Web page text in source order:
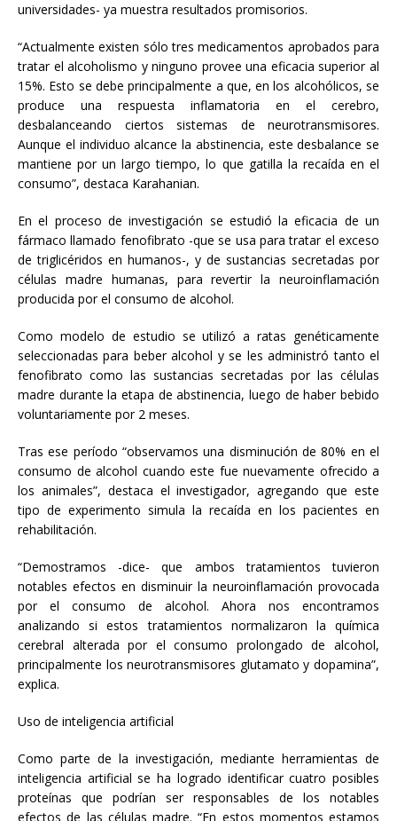
universidades- ya muestra resultados promisorios.
“Actualmente existen sólo tres medicamentos aprobados para
tratar el alcoholismo y ninguno provee una eficacia superior al
15%. Esto se debe principalmente a que, en los alcohólicos, se
produce una respuesta inflamatoria en el cerebro,
desbalanceando ciertos sistemas de neurotransmisores.
Aunque el individuo alcance la abstinencia, este desbalance se
mantiene por un largo tiempo, lo que gatilla la recaída en el
consumo”, destaca Karahanian.
En el proceso de investigación se estudió la eficacia de un
fármaco llamado fenofibrato -que se usa para tratar el exceso
de triglicéridos en humanos-, y de sustancias secretadas por
células madre humanas, para revertir la neuroinflamación
producida por el consumo de alcohol.
Como modelo de estudio se utilizó a ratas genéticamente
seleccionadas para beber alcohol y se les administró tanto el
fenofibrato como las sustancias secretadas por las células
madre durante la etapa de abstinencia, luego de haber bebido
voluntariamente por 2 meses.
Tras ese período “observamos una disminución de 80% en el
consumo de alcohol cuando este fue nuevamente ofrecido a
los animales”, destaca el investigador, agregando que este
tipo de experimento simula la recaída en los pacientes en
rehabilitación.
“Demostramos -dice- que ambos tratamientos tuvieron
notables efectos en disminuir la neuroinflamación provocada
por el consumo de alcohol. Ahora nos encontramos
analizando si estos tratamientos normalizaron la química
cerebral alterada por el consumo prolongado de alcohol,
principalmente los neurotransmisores glutamato y dopamina”,
explica.
Uso de inteligencia artificial
Como parte de la investigación, mediante herramientas de
inteligencia artificial se ha logrado identificar cuatro posibles
proteínas que podrían ser responsables de los notables
efectos de las células madre. “En estos momentos estamos